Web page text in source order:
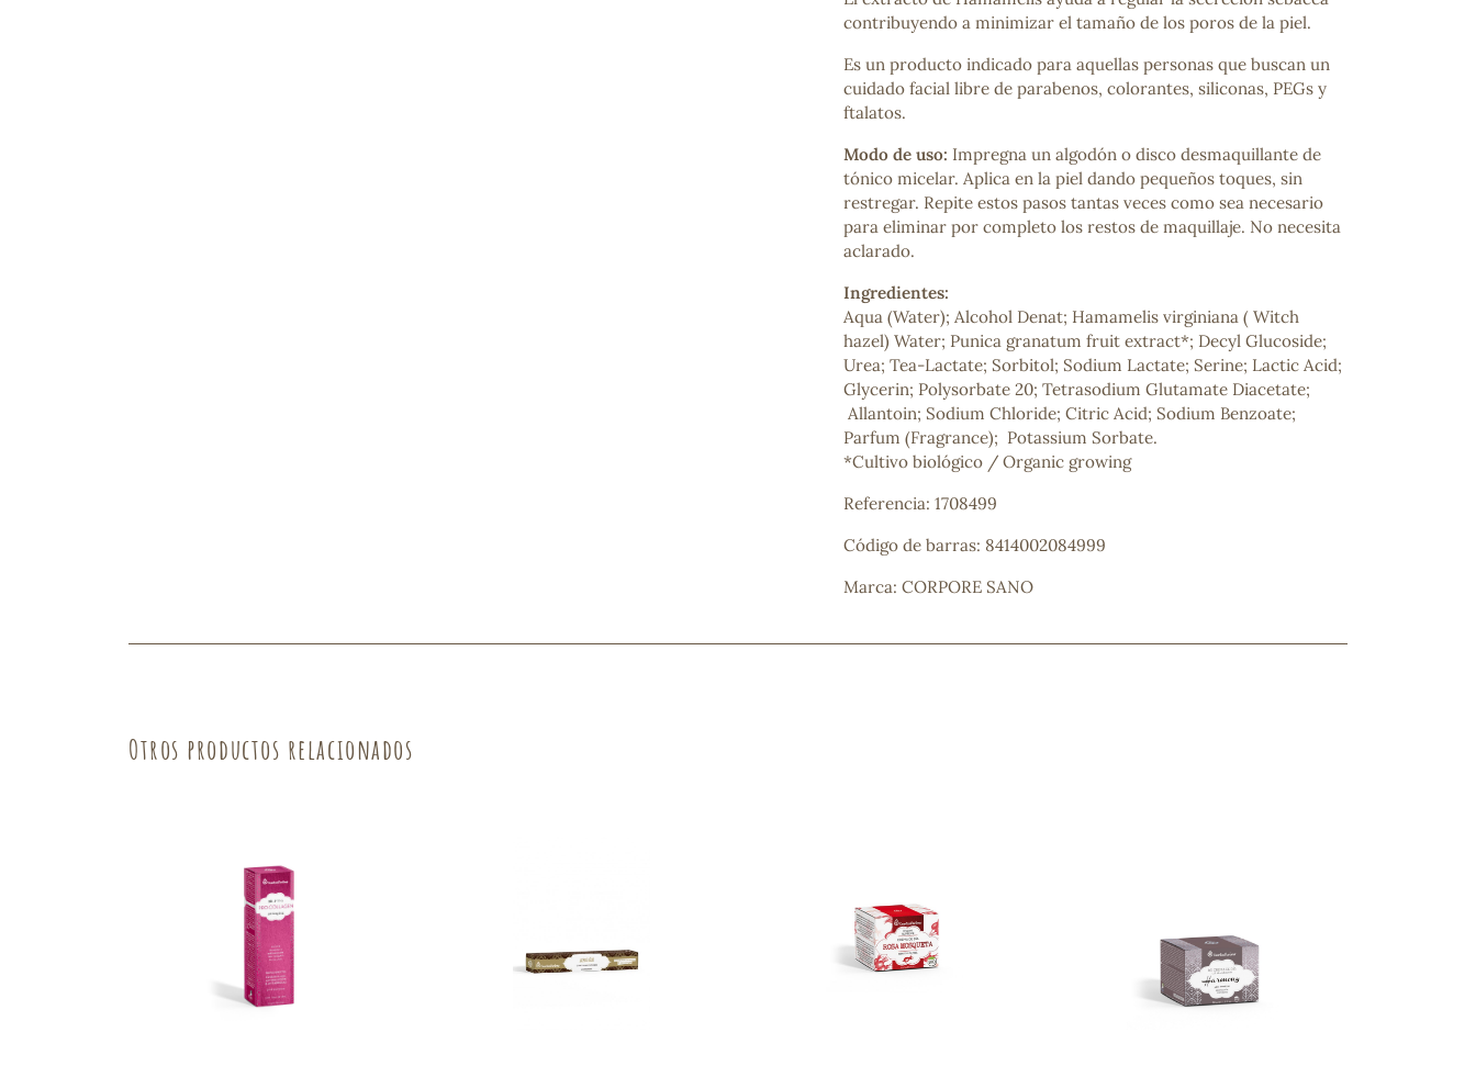
contribuyendo a minimizar el tamaño de los poros de la piel.
Es un producto indicado para aquellas personas que buscan un
cuidado facial libre de parabenos, colorantes, siliconas, PEGs y
ftalatos.
Modo de uso: Impregna un algodón o disco desmaquillante de
tónico micelar. Aplica en la piel dando pequeños toques, sin
restregar. Repite estos pasos tantas veces como sea necesario
para eliminar por completo los restos de maquillaje. No necesita
aclarado.
Ingredientes:
Aqua (Water); Alcohol Denat; Hamamelis virginiana ( Witch
hazel) Water; Punica granatum fruit extract*; Decyl Glucoside;
Urea; Tea-Lactate; Sorbitol; Sodium Lactate; Serine; Lactic Acid;
Glycerin; Polysorbate 20; Tetrasodium Glutamate Diacetate;
Allantoin; Sodium Chloride; Citric Acid; Sodium Benzoate;
Parfum (Fragrance); Potassium Sorbate.
*Cultivo biológico / Organic growing
Referencia: 1708499
Código de barras: 8414002084999
Marca: CORPORE SANO
Otros productos relacionados